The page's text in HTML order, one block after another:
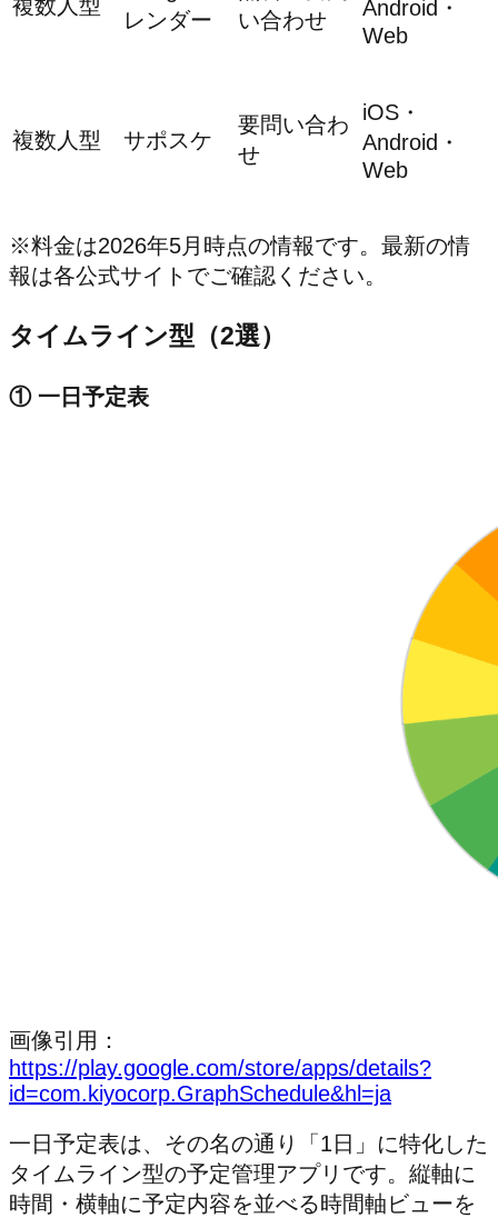
複数人型
レンダー
い合わせ
Android・
Web
複数人型 サポスケ
要問い合わ
せ
iOS・
Android・
Web
※料金は2026年5月時点の情報です。最新の情
報は各公式サイトでご確認ください。
タイムライン型（2選）
① 一日予定表
画像引用：
https://play.google.com/store/apps/details?
id=com.kiyocorp.GraphSchedule&hl=ja
一日予定表は、その名の通り「1日」に特化した
タイムライン型の予定管理アプリです。縦軸に
時間・横軸に予定内容を並べる時間軸ビューを